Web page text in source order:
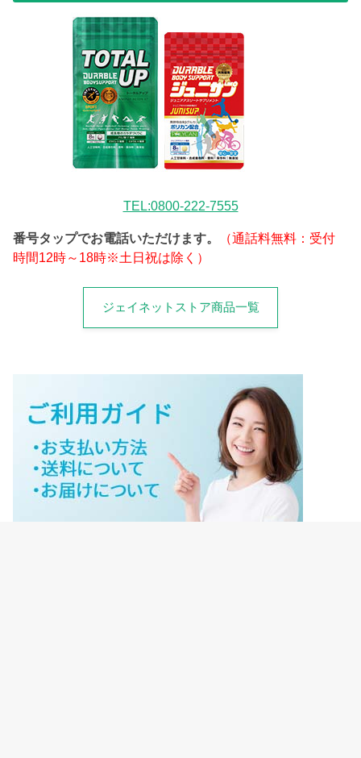
TEL:0800-222-7555
番号タップでお電話いただけます。
（通話料無料：受付
時間12時～18時※土日祝は除く）
ジェイネットストア商品一覧